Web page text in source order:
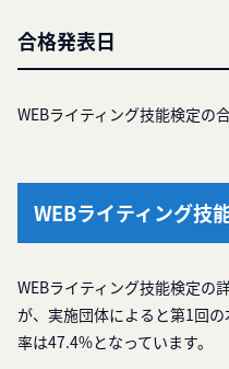
合格発表日
WEBライティング技能検定の
WEBライティング技
WEBライティング技能検定の
が、実施団体によると第1回
率は47.4%となっています。